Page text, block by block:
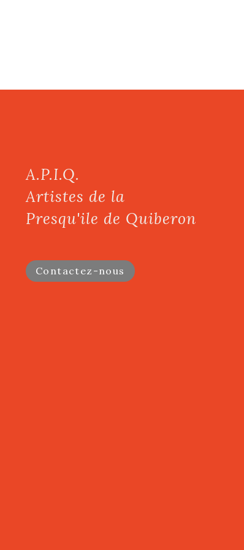
A.P.I.Q.
Artistes de la
Presqu'ile de Quiberon
Contactez-nous